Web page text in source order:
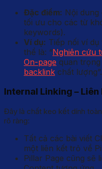
Đặc điểm: Nội dung
tối ưu cho các từ
keywords).
Ví dụ: Tiếp nối ví
thể là: “Nghiên cứu
On-page quan trọng
backlink chất lượng”.
Internal Linking –
Đây là chất keo kết dính
rõ ràng:
Tất cả các bài viết
một liên kết trỏ về
Pillar Page cũng sẽ